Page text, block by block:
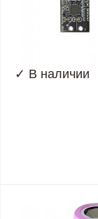
✓ В наличии